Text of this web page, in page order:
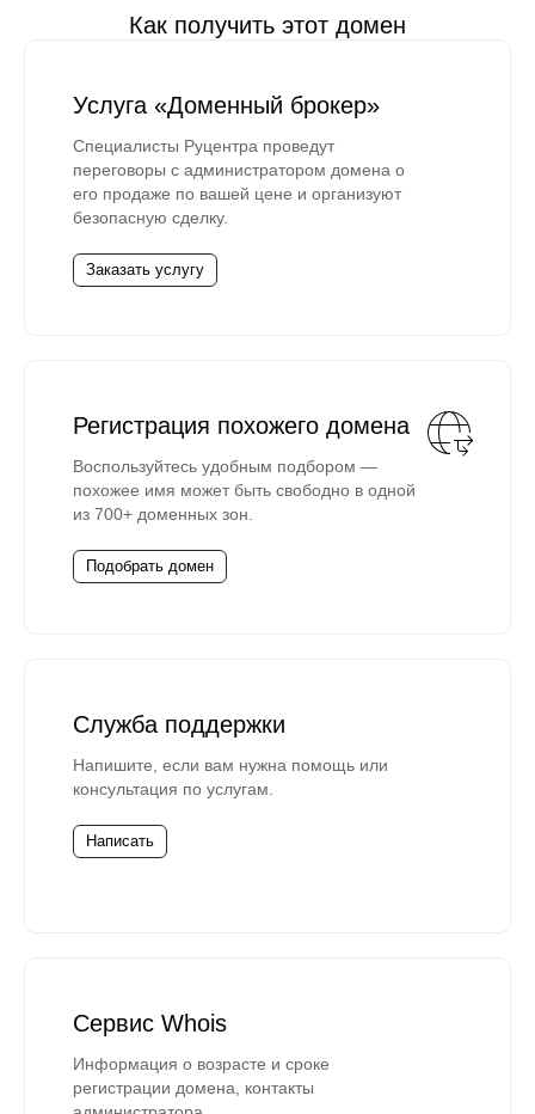
Как получить этот домен
Услуга «Доменный брокер»
Специалисты Руцентра проведут
переговоры с администратором домена о
его продаже по вашей цене и организуют
безопасную сделку.
Заказать услугу
Регистрация похожего домена
Воспользуйтесь удобным подбором —
похожее имя может быть свободно в одной
из 700+ доменных зон.
Подобрать домен
Служба поддержки
Напишите, если вам нужна помощь или
консультация по услугам.
Написать
Сервис Whois
Информация о возрасте и сроке
регистрации домена, контакты